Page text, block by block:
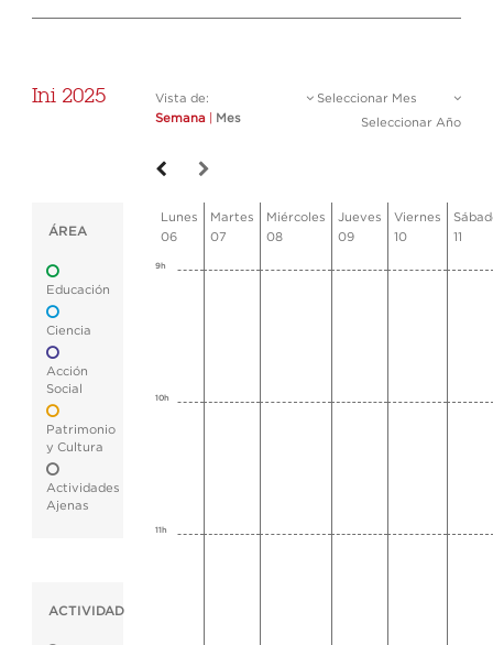
Ini 2025
Vista de:
Semana
Mes
Seleccionar Mes
Seleccionar Año
ÁREA
Educación
Ciencia
Acción
Social
Patrimonio
y Cultura
Actividades
Ajenas
ACTIVIDAD
Lunes
06
Martes
07
Miércoles
08
Jueves
09
Viernes
10
11
9h
10h
11h